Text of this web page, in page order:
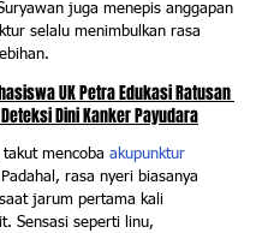
juga menepis anggapan
selalu menimbulkan rasa
UK Petra Edukasi Ratusan
Dini Kanker Payudara
mencoba akupunktur
rasa nyeri biasanya
jarum pertama kali
Sensasi seperti linu,